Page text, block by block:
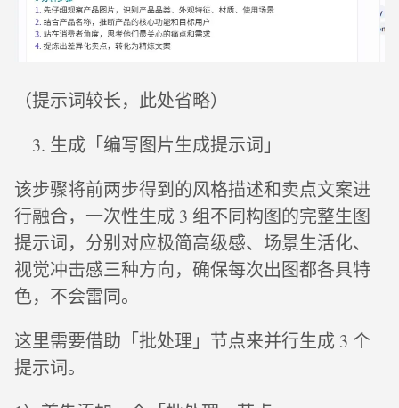
（提示词较长，此处省略）
生成「编写图片生成提示词」
该步骤将前两步得到的风格描述和卖点文案进
行融合，一次性生成 3 组不同构图的完整生图
提示词，分别对应极简高级感、场景生活化、
视觉冲击感三种方向，确保每次出图都各具特
色，不会雷同。
这里需要借助「批处理」节点来并行生成 3 个
提示词。